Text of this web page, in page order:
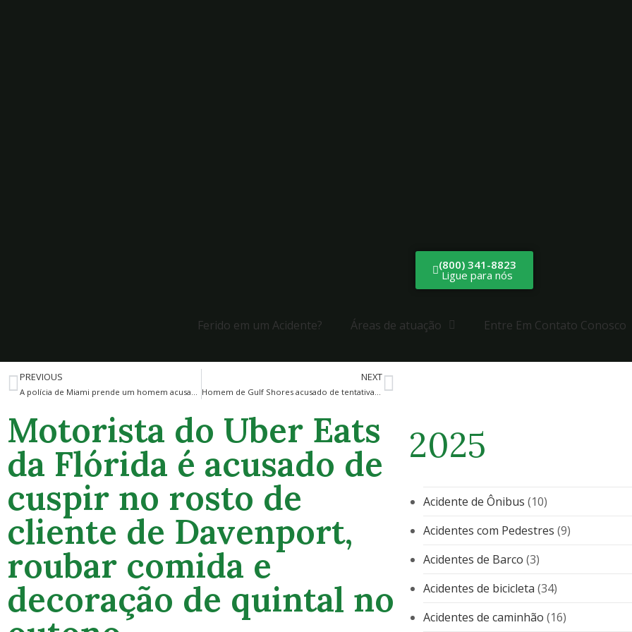
(800) 341-8823
Ligue para nós
Ferido em um Acidente? Áreas de atuação Entre Em Contato Conosco
PREVIOUS
A polícia de Miami prende um homem acusado de espancar um vizinho idoso em um ponto de ônibus em Shenandoah.
NEXT
Homem de Gulf Shores acusado de tentativa de homicídio por tiroteio no condado de Escambia
Motorista do Uber Eats
da Flórida é acusado de
cuspir no rosto de
cliente de Davenport,
roubar comida e
decoração de quintal no
2025
Acidente de Ônibus (10)
Acidentes com Pedestres (9)
Acidentes de Barco (3)
Acidentes de bicicleta (34)
Acidentes de caminhão (16)